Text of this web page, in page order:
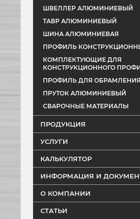
ШВЕЛЛЕР АЛЮМИНИЕВЫЙ
ТАВР АЛЮМИНИЕВЫЙ
ШИНА АЛЮМИНИЕВАЯ
ПРОФИЛЬ
КОМПЛЕКТУЮЩИЕ ДЛЯ
КОНСТРУКЦИОННОГО
ПРОФИЛЬ ДЛЯ
ПРУТОК АЛЮМИНИЕВЫЙ
СВАРОЧНЫЕ МАТЕРИАЛЫ
ПРОДУКЦИЯ
УСЛУГИ
КАЛЬКУЛЯТОР
ИНФОРМАЦИЯ И
О КОМПАНИИ
СТАТЬИ